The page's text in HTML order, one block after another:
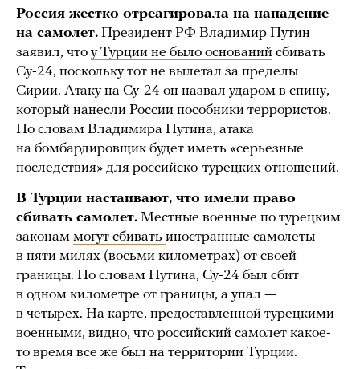
Россия жестко отреагировала на нападение
на самолет. Президент РФ Владимир Путин
заявил, что у Турции не было оснований сбивать
Су-24, поскольку тот не вылетал за пределы
Сирии. Атаку на Су-24 он назвал ударом в спину,
который нанесли России пособники террористов.
По словам Владимира Путина, атака
на бомбардировщик будет иметь «серьезные
последствия» для российско-турецких отношений.
В Турции настаивают, что имели право
сбивать самолет. Местные военные по турецким
законам могут сбивать иностранные самолеты
в пяти милях (восьми километрах) от своей
границы. По словам Путина, Су-24 был сбит
в одном километре от границы, а упал —
в четырех. На карте, предоставленной турецкими
военными, видно, что российский самолет какое-
то время все же был на территории Турции.